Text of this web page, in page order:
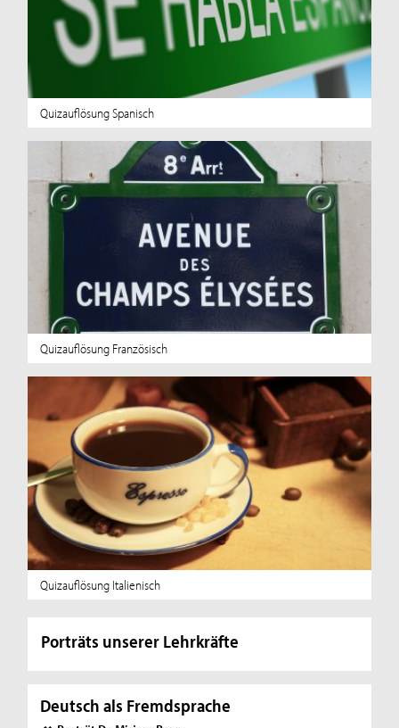
Quizauflösung Spanisch
Quizauflösung Französisch
Quizauflösung Italienisch
Porträts unserer Lehrkräfte
Deutsch als Fremdsprache